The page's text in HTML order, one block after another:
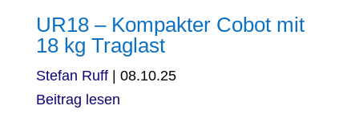
UR18 – Kompakter Cobot mit
18 kg Traglast
Stefan Ruff
08.10.25
Beitrag lesen